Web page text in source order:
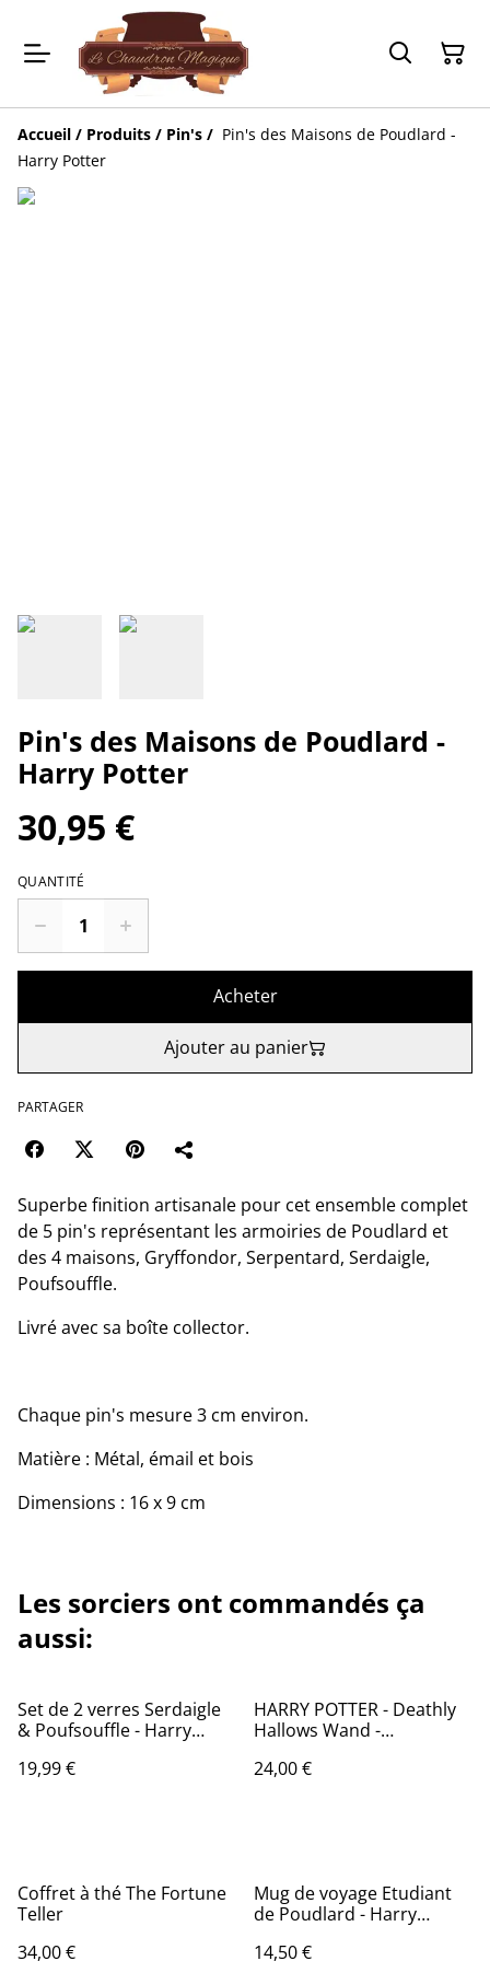
Accueil / Produits / Pin's / Pin's des Maisons de Poudlard -
Harry Potter
Pin's des Maisons de Poudlard -
Harry Potter
30,95 €
QUANTITÉ
Acheter
Ajouter au panier
PARTAGER
Superbe finition artisanale pour cet ensemble complet
de 5 pin's représentant les armoiries de Poudlard et
des 4 maisons, Gryffondor, Serpentard, Serdaigle,
Poufsouffle.
Livré avec sa boîte collector.
Chaque pin's mesure 3 cm environ.
Matière : Métal, émail et bois
Dimensions : 16 x 9 cm
Les sorciers ont commandés ça
aussi:
Set de 2 verres Serdaigle
& Poufsouffle - Harry
19,99 €
HARRY POTTER - Deathly
Hallows Wand -
30x40
24,00 €
Coffret à thé The Fortune
Teller
34,00 €
Mug de voyage Etudiant
de Poudlard - Harry
14,50 €